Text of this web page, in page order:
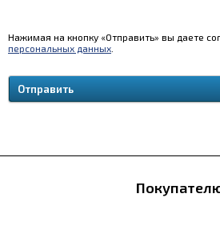
Нажимая на кнопку «Отправить» вы даете
персональных данных